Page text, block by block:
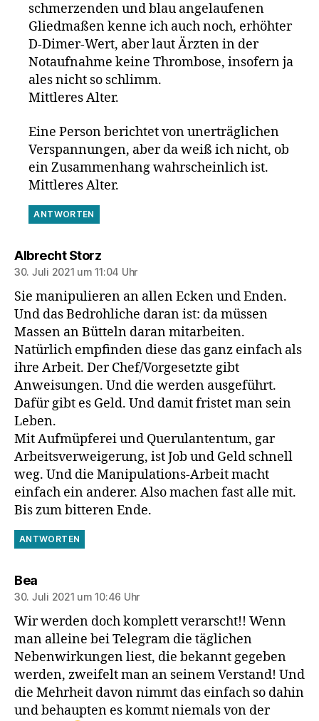
schmerzenden und blau angelaufenen
Gliedmaßen kenne ich auch noch, erhöhter
D-Dimer-Wert, aber laut Ärzten in der
Notaufnahme keine Thrombose, insofern ja
ales nicht so schlimm.
Mittleres Alter.
Eine Person berichtet von unerträglichen
Verspannungen, aber da weiß ich nicht, ob
ein Zusammenhang wahrscheinlich ist.
Mittleres Alter.
ANTWORTEN
Albrecht Storzsagt:
30. Juli 2021 um 11:04 Uhr
Sie manipulieren an allen Ecken und Enden.
Und das Bedrohliche daran ist: da müssen
Massen an Bütteln daran mitarbeiten.
Natürlich empfinden diese das ganz einfach als
ihre Arbeit. Der Chef/Vorgesetzte gibt
Anweisungen. Und die werden ausgeführt.
Dafür gibt es Geld. Und damit fristet man sein
Leben.
Mit Aufmüpferei und Querulantentum, gar
Arbeitsverweigerung, ist Job und Geld schnell
weg. Und die Manipulations-Arbeit macht
einfach ein anderer. Also machen fast alle mit.
Bis zum bitteren Ende.
ANTWORTEN
Beasagt:
30. Juli 2021 um 10:46 Uhr
Wir werden doch komplett verarscht!! Wenn
man alleine bei Telegram die täglichen
Nebenwirkungen liest, die bekannt gegeben
werden, zweifelt man an seinem Verstand! Und
die Mehrheit davon nimmt das einfach so dahin
und behaupten es kommt niemals von der